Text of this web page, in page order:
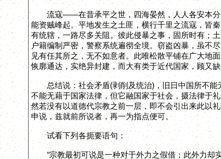
流寇——在昔承平之世，四海晏然，人人各安本分
能资贼峰起。平地发生之土匪，横行千里之流寇，皆
有统辖，一路尽多关阻。彼此侵暴之事，固所时有；
户籍编制严密，警察系统遍彻全境。窃盗凶暴，虽不
见有任其所之，无不如意者。此唯松散平铺在广大地
恢廓通达，实绝异封建，而大有类于近代国家，顾又
总结说：社会矛盾(剥削及统治)，旧日中国所不能
不能无藉于国家法律，但它融国家于社会，摄法律于
然若没有以道德代宗教之前一层，即不会引出来此以
申说，兹就前所说者，再一为指点便可。
试看下列各扼要语句：
“宗教最初可说是一种对于外力之假借；此外力却